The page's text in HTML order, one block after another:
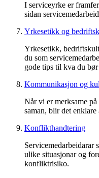
I serviceyrke er
sidan
Yrkesetikk og
Yrkesetikk,
du som
gode tips til kva du
Kommunikasjon og
Når vi er merksame
saman, blir det enklare
Konflikthandtering
ulike situasjonar og
konfliktrisiko.